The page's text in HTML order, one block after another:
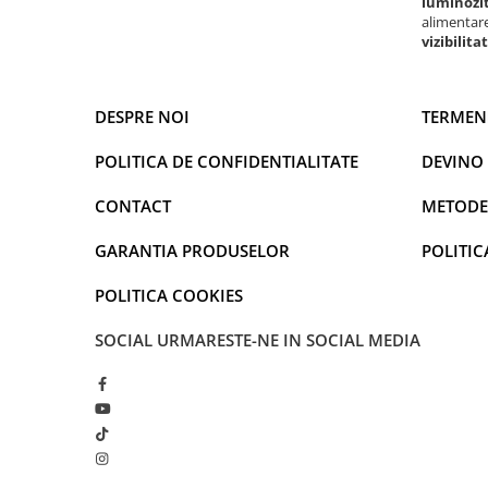
Tratament Hidrofob
Aspiratoare Auto
Carduri si Stick-uri de Memorie
Modulatoare FM si MP3 auto
Accesorii biciclete
Intretinere biciclete
Iluminare Auto
Becuri auto
DESPRE NOI
POLITICA DE CONFIDENTIALITATE
CONTACT
GARANTIA PRODUSELOR
POLITICA COOKIES
DEVINO
SOCIAL URMARESTE-NE IN SOCIAL MEDIA